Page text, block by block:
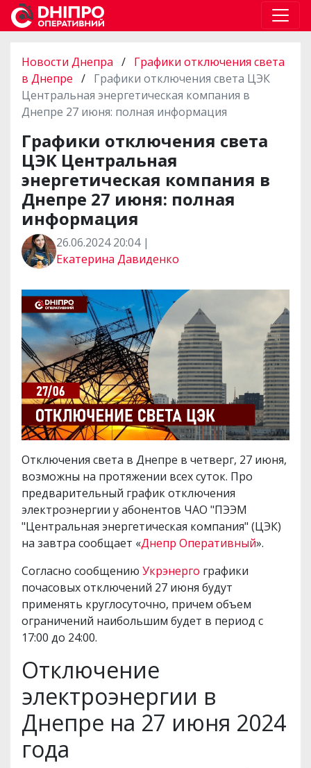
Новости Днепра / Графики отключения света
в Днепре / Графики отключения света ЦЭК
Центральная энергетическая компания в
Днепре 27 июня: полная информация
Графики отключения света
ЦЭК Центральная
энергетическая компания в
Днепре 27 июня: полная
информация
26.06.2024 20:04 |
Екатерина Давиденко
Отключения света в Днепре в четверг, 27 июня,
возможны на протяжении всех суток. Про
предварительный график отключения
электроэнергии у абонентов ЧАО "ПЭЭМ
"Центральная энергетическая компания" (ЦЭК)
на завтра сообщает «Днепр Оперативный».
Согласно сообщению Укрэнерго графики
почасовых отключений 27 июня будут
применять круглосуточно, причем объем
ограничений наибольшим будет в период с
17:00 до 24:00.
Отключение
электроэнергии в
Днепре на 27 июня 2024
года